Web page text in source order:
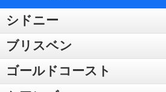
シドニー
ブリスベン
ゴールドコースト